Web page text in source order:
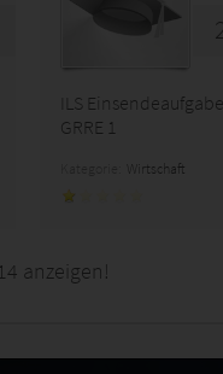
ILS Einsendeaufgabe
GRRE 1
Wirtschaft
anzeigen!